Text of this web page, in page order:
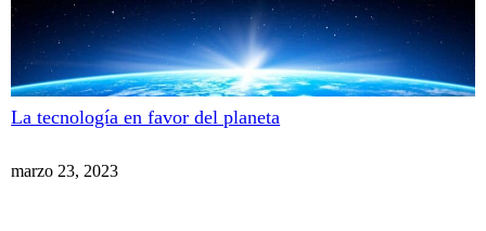
La tecnología en favor del planeta
marzo 23, 2023